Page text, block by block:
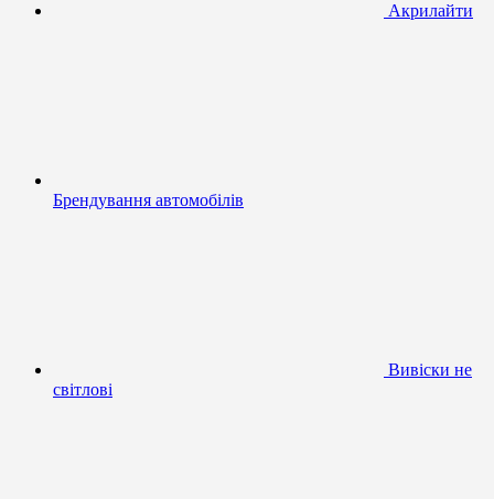
Акрилайти
Брендування автомобілів
Вивіски не
світлові